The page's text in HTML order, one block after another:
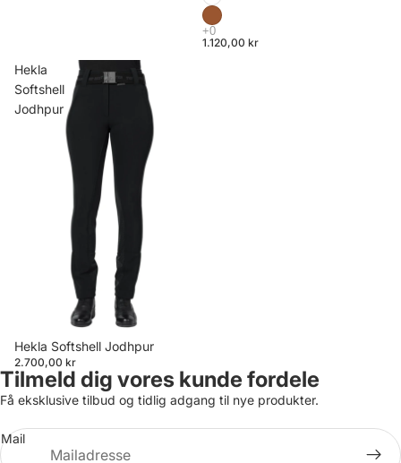
1.120,00 kr
Hekla
Softshell
Jodhpur
Hekla Softshell Jodhpur
2.700,00 kr
Tilmeld dig vores kunde fordele
Få eksklusive tilbud og tidlig adgang til nye produkter.
Mail